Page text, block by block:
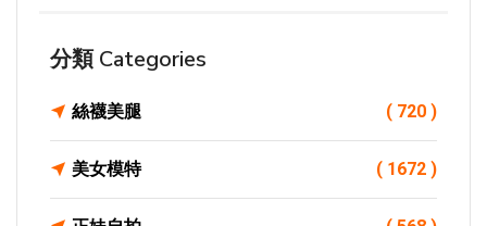
分類 Categories
絲襪美腿 ( 720 )
美女模特 ( 1672 )